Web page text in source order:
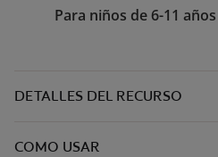
Para niños de 6-11 años
DETALLES DEL RECURSO
COMO USAR